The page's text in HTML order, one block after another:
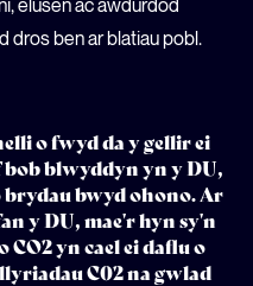
elusen ac awdurdod
dros ben ar blatiau pobl.
o fwyd da y gellir ei
blwyddyn yn y DU,
brydau bwyd ohono. Ar
y DU, mae'r hyn sy'n
yn cael ei daflu o
C02 na gwlad